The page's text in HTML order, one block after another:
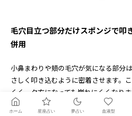
毛穴目立つ部分だけスポンジで叩
併用
小鼻まわりや頬の毛穴が気になる部分
さしく叩き込むように密着させます。
くく、夕方になっても崩れにくくなり
より、スポンジでの仕上げをひと手間
ホーム 星座占い 夢占い 血液型